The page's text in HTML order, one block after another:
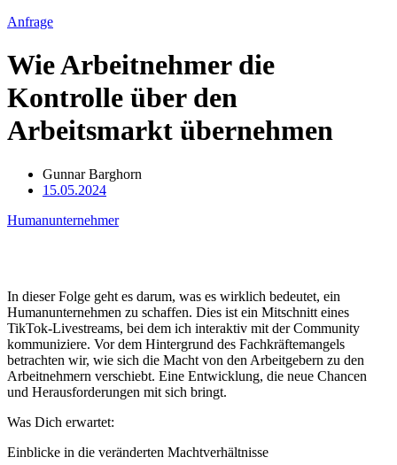
Anfrage
Wie Arbeitnehmer die
Kontrolle über den
Arbeitsmarkt übernehmen
Gunnar Barghorn
15.05.2024
Humanunternehmer
In dieser Folge geht es darum, was es wirklich bedeutet, ein
Humanunternehmen zu schaffen. Dies ist ein Mitschnitt eines
TikTok-Livestreams, bei dem ich interaktiv mit der Community
kommuniziere. Vor dem Hintergrund des Fachkräftemangels
betrachten wir, wie sich die Macht von den Arbeitgebern zu den
Arbeitnehmern verschiebt. Eine Entwicklung, die neue Chancen
und Herausforderungen mit sich bringt.
Was Dich erwartet:
Einblicke in die veränderten Machtverhältnisse